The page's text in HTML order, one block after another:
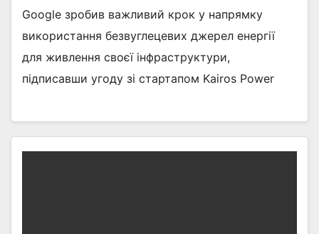
Google зробив важливий крок у напрямку
використання безвуглецевих джерел енергії
для живлення своєї інфраструктури,
підписавши угоду зі стартапом Kairos Power